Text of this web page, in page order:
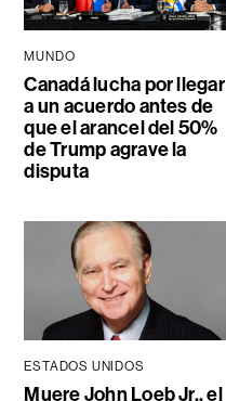
MUNDO
Canadá lucha por llegar
a un acuerdo antes de
que el arancel del 50%
de Trump agrave la
disputa
ESTADOS UNIDOS
Muere John Loeb Jr., el